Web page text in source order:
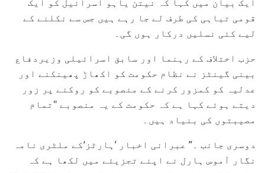
قومی تباہی کی طرف لے جا رہے ہیں جس سے نکلنے کے
لیے کئی نسلیں درکار ہوں گی۔
حزب اختلاف کے رہنما اور سابق اسرائیلی وزیردفاع
بینی گینٹز نے نظام حکومت کو اکھاڑ پھینکنے اور
عدلیہ کو کمزور کرنے کے منصوبے کو روکنے پر زور
دیتے ہوئے کہا ہے کہ حکومت کے یہ منصوبے "تمام
مصیبتوں کی بنیاد ہیں۔
دوسری جانب ۔” عبرانی اخبار ’ہارٹز‘کے ملٹری نامہ
نگار آموس ہارل نے اپنے تجزیئے میں لکھا ہے کہ